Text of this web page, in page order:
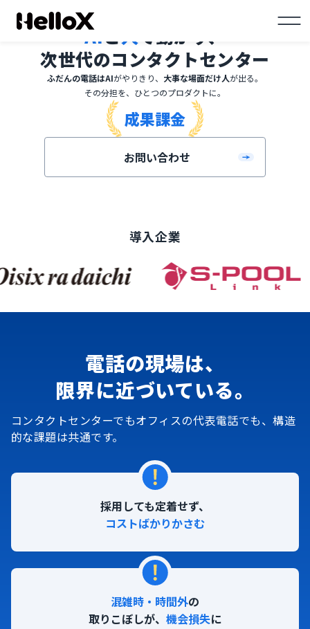
AIと人 で動かす、
次世代のコンタクトセンター
ふだんの電話はAIがやりきり、 大事な場面だけ人が出る。
その分担を、ひとつのプロダクトに。
成果課金
お問い合わせ
導入企業
電話の現場は、
限界に近づいている。
コンタクトセンターでもオフィスの代表電話でも、構造
的な課題は共通です。
採用しても定着せず、
コストばかりかさむ
混雑時・時間外の
取りこぼしが、 機会損失に